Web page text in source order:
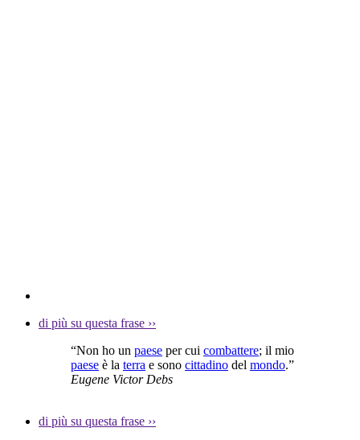
di più su questa frase ››
“Non ho un paese per cui combattere; il mio
paese è la terra e sono cittadino del mondo.”
Eugene Victor Debs
di più su questa frase ››